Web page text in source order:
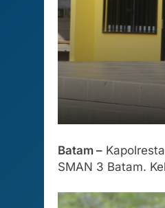
Batam –
SMAN 3 Batam.